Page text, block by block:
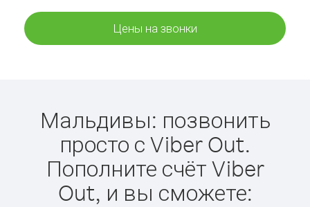
Цены на звонки
Мальдивы: позвонить
просто с Viber Out.
Пополните счёт Viber
Out, и вы сможете: